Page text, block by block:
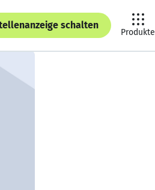
schalten
Produkte